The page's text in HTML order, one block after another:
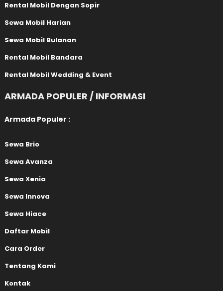
Rental Mobil Dengan Sopir
Sewa Mobil Harian
Sewa Mobil Bulanan
Rental Mobil Bandara
Rental Mobil Wedding & Event
ARMADA POPULER / INFORMASI
Armada Populer :
Sewa Brio
Sewa Avanza
Sewa Xenia
Sewa Innova
Sewa Hiace
Daftar Mobil
Cara Order
Tentang Kami
Kontak